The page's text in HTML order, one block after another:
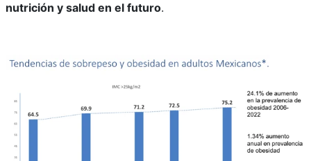
nutrición y salud en el futuro.